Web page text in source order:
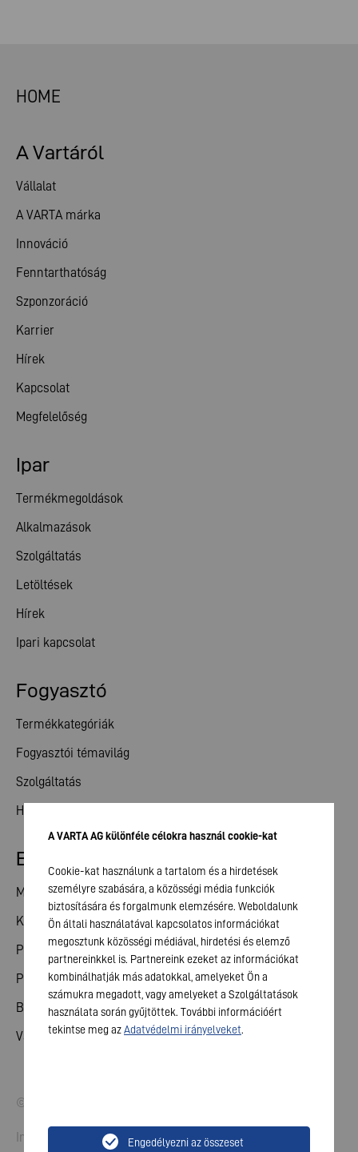
HOME
A Vartáról
Vállalat
A VARTA márka
Innováció
Fenntarthatóság
Szponzoráció
Karrier
Hírek
Kapcsolat
Megfelelőség
Fogyasztó
Termékkategóriák
Fogyasztói témavilág
Szolgáltatás
Hírek
Ipar
Termékmegoldások
Alkalmazások
Szolgáltatás
Letöltések
Hírek
Ipari kapcsolat
Befektetői kapcsolatok
Megosztás
Közgyűlés
Pénzügyi naptár
Publikációk
Befektetői kapcsolat
Vállalatirányítás
© 2026 VARTA AG. Minden jog fenntartva
Impresszum
A VARTA AG különféle célokra használ cookie-kat
Cookie-kat használunk a tartalom és a hirdetések
személyre szabására, a közösségi média funkciók
biztosítására és forgalmunk elemzésére. Weboldalunk
Ön általi használatával kapcsolatos információkat
megosztunk közösségi médiával, hirdetési és elemző
partnereinkkel is. Partnereink ezeket az információkat
kombinálhatják más adatokkal, amelyeket Ön a
számukra megadott, vagy amelyeket a Szolgáltatások
használata során gyűjtöttek. További információért
tekintse meg azAdatvédelmi irányelveket.
Engedélyezni az összeset